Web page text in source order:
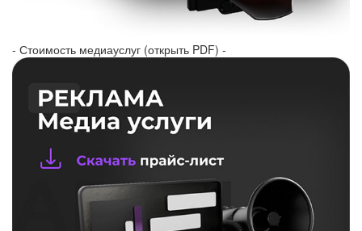
- Стоимость медиауслуг (открыть PDF) -